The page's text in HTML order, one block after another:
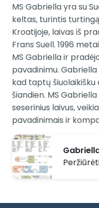
MS Gabriella yra su
keltas, turintis
Kroatijoje, laivas iš
Frans Suell. 1996
MS Gabriella ir
pavadinimu.
kad taptų
šiandien. MS
seserinius laivus,
pavadinimais ir